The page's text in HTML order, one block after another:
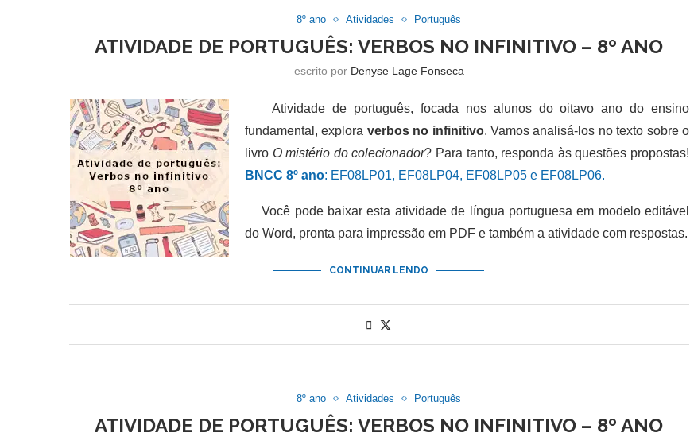
8º ano Atividades Português
ATIVIDADE DE PORTUGUÊS: VERBOS NO INFINITIVO – 8º ANO
escrito por Denyse Lage Fonseca
Atividade de português, focada nos alunos do oitavo ano do ensino
fundamental, explora verbos no infinitivo. Vamos analisá-los no texto sobre o
livro O mistério do colecionador? Para tanto, responda às questões propostas!
BNCC 8º ano: EF08LP01, EF08LP04, EF08LP05 e EF08LP06.
Você pode baixar esta atividade de língua portuguesa em modelo editável
do Word, pronta para impressão em PDF e também a atividade com respostas.
CONTINUAR LENDO
8º ano Atividades Português
ATIVIDADE DE PORTUGUÊS: VERBOS NO INFINITIVO – 8º ANO